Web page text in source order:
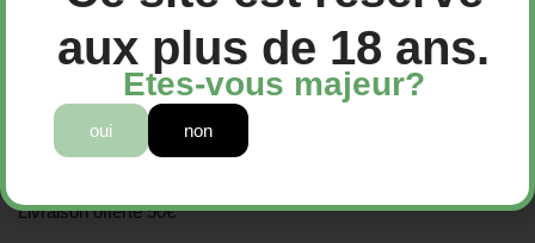
Huile CBD Cerise 30%
Huile CBD Cerise 30%
Livraison offerte 50€
aux plus de 18 ans.
Etes-vous majeur?
oui non